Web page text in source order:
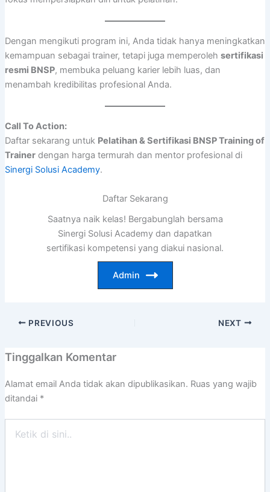
Dengan mengikuti program ini, Anda tidak hanya meningkatkan
kemampuan sebagai trainer, tetapi juga memperoleh sertifikasi
resmi BNSP, membuka peluang karier lebih luas, dan
menambah kredibilitas profesional Anda.
Call To Action:
Daftar sekarang untuk Pelatihan & Sertifikasi BNSP Training of
Trainerdengan harga termurah dan mentor profesional di
Sinergi Solusi Academy.
Daftar Sekarang
Saatnya naik kelas! Bergabunglah bersama
Sinergi Solusi Academy dan dapatkan
sertifikasi kompetensi yang diakui nasional.
Admin
PREVIOUS NEXT
Tinggalkan Komentar
Alamat email Anda tidak akan dipublikasikan. Ruas yang wajib
ditandai *